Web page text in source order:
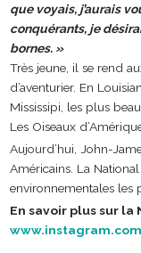
que voyais, j’aurais
conquérants, je
bornes. »
Très jeune, il se rend
d’aventurier. En
Mississipi, les plus
Les Oiseaux
Aujourd’hui, John-
Américains. La
environnementales les
En savoir plus sur
www.instagram.com